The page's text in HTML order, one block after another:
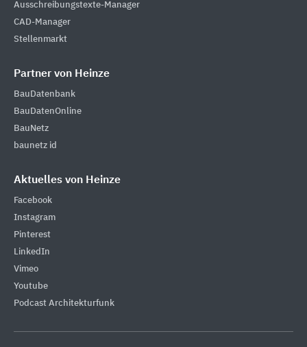
Ausschreibungstexte-Manager
CAD-Manager
Stellenmarkt
Partner von Heinze
BauDatenbank
BauDatenOnline
BauNetz
baunetz id
Aktuelles von Heinze
Facebook
Instagram
Pinterest
LinkedIn
Vimeo
Youtube
Podcast Architekturfunk